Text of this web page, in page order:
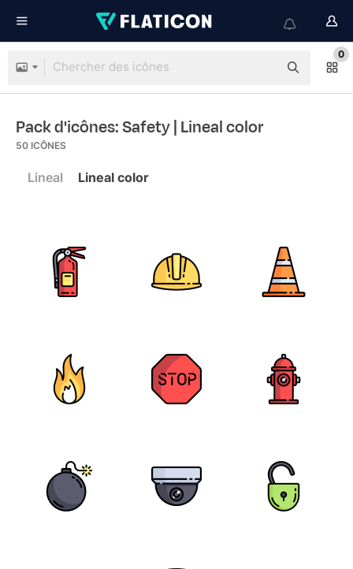
0
Pack d'icônes: Safety| Lineal color
50 ICÔNES
Lineal Lineal color